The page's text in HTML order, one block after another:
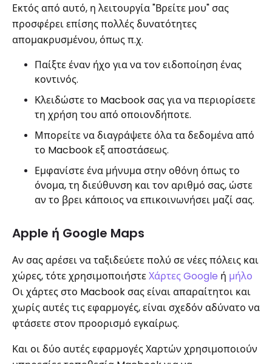
Εκτός από αυτό, η λειτουργία "Βρείτε μου" σας
προσφέρει επίσης πολλές δυνατότητες
απομακρυσμένου, όπως π.χ.
Παίξτε έναν ήχο για να τον ειδοποίηση ένας
κοντινός.
Κλειδώστε το Macbook σας για να περιορίσετε
τη χρήση του από οποιονδήποτε.
Μπορείτε να διαγράψετε όλα τα δεδομένα από
το Macbook εξ αποστάσεως.
Εμφανίστε ένα μήνυμα στην οθόνη όπως το
όνομα, τη διεύθυνση και τον αριθμό σας, ώστε
αν το βρει κάποιος να επικοινωνήσει μαζί σας.
Apple ή Google Maps
Αν σας αρέσει να ταξιδεύετε πολύ σε νέες πόλεις και
χώρες, τότε χρησιμοποιήστεΧάρτες Google ή μήλο
Οι χάρτες στο Macbook σας είναι απαραίτητοι και
χωρίς αυτές τις εφαρμογές, είναι σχεδόν αδύνατο να
φτάσετε στον προορισμό εγκαίρως.
Και οι δύο αυτές εφαρμογές Χαρτών χρησιμοποιούν